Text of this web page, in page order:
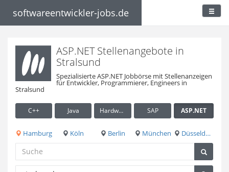
softwareentwickler-jobs.de
ASP.NET Stellenangebote in
Stralsund
Spezialisierte ASP.NET Jobbörse mit Stellenanzeigen
für Entwickler, Programmierer, Engineers in
Stralsund
C++ Java Hardware / Embedded SAP ASP.NET
Hamburg Köln Berlin München Düsseldorf